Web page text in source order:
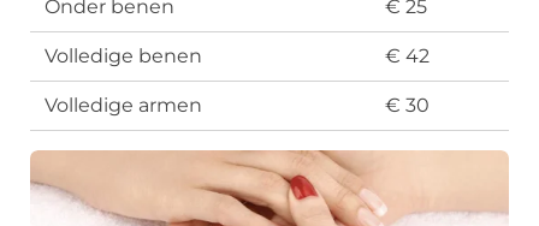
Onder benen € 25
Volledige benen € 42
Volledige armen € 30